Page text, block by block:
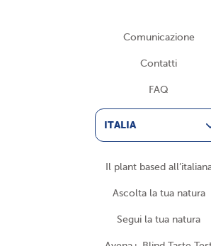
Comunicazione
Contatti
FAQ
ITALIA
Il plant based
Ascolta la tua natura
Segui la tua natura